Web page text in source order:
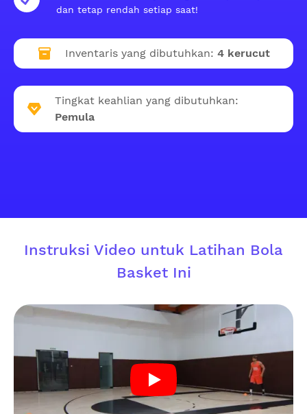
dan tetap rendah setiap saat!
Inventaris yang dibutuhkan: 4 kerucut
Tingkat keahlian yang dibutuhkan:
Pemula
Instruksi Video untuk Latihan Bola
Basket Ini